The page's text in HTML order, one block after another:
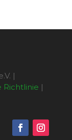
|
Richtlinie |